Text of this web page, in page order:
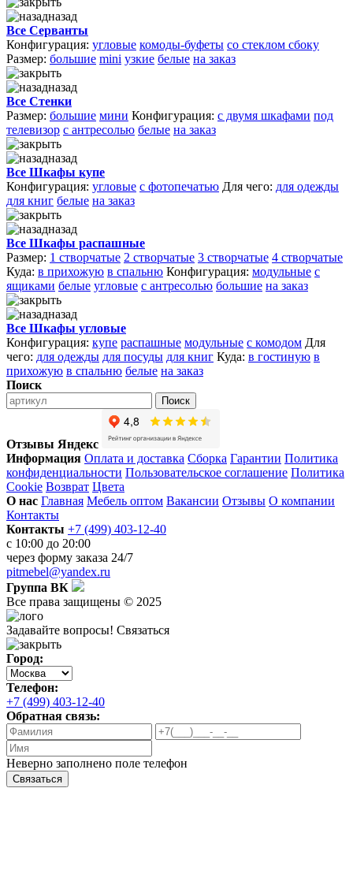
назад
Все Серванты
Конфигурация: угловые комоды-буфеты со стеклом сбоку
Размер: большие mini узкие белые на заказ
назад
Все Стенки
Размер: большие мини Конфигурация: с двумя шкафами под
телевизор с антресолью белые на заказ
назад
Все Шкафы купе
Конфигурация: угловые с фотопечатью Для чего: для одежды
для книг белые на заказ
назад
Все Шкафы распашные
Размер: 1 створчатые 2 створчатые 3 створчатые 4 створчатые
Куда: в прихожую в спальню Конфигурация: модульные с
ящиками белые угловые с антресолью большие на заказ
назад
Все Шкафы угловые
Конфигурация: купе распашные модульные с комодом Для
чего: для одежды для посуды для книг Куда: в гостиную в
прихожую в спальню белые на заказ
Поиск
Поиск
Отзывы Яндекс
Информация Оплата и доставка Сборка Гарантии Политика
конфиденциальности Пользовательское соглашение Политика
Cookie Возврат Цвета
О нас Главная Мебель оптом Вакансии Отзывы О компании
Контакты
Контакты +7 (499) 403-12-40
с 10:00 до 20:00
через форму заказа 24/7
pitmebel@yandex.ru
Группа ВК
Все права защищены © 2025
Задавайте вопросы! Связаться
Город:
Телефон:
+7 (499) 403-12-40
Обратная связь:
Неверно заполнено поле телефон
Связаться